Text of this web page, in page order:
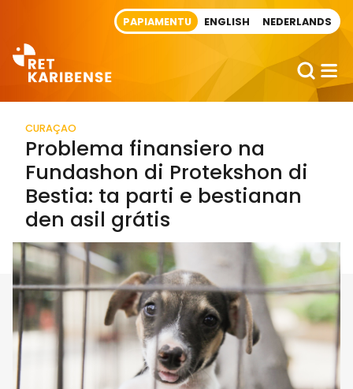
PAPIAMENTU ENGLISH NEDERLANDS
CURAÇAO
Problema finansiero na
Fundashon di Protekshon di
Bestia: ta parti e bestianan
den asil grátis